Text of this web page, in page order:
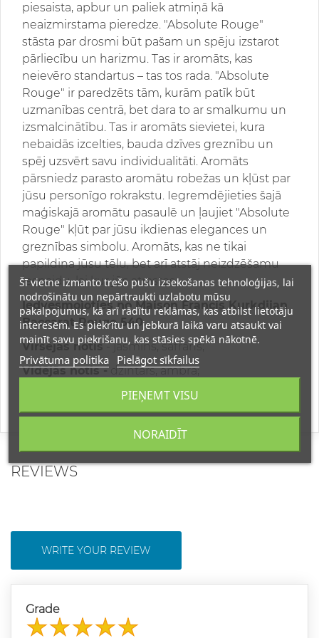
piesaista, apbur un paliek atmiņā kā
neaizmirstama pieredze. "Absolute Rouge"
stāsta par drosmi būt pašam un spēju izstarot
pārliecību un harizmu. Tas ir aromāts, kas
neievēro standartus – tas tos rada. "Absolute
Rouge" ir paredzēts tām, kurām patīk būt
uzmanības centrā, bet dara to ar smalkumu un
izsmalcinātību. Tas ir aromāts sievietei, kura
nebaidās izcelties, bauda dzīves greznību un
spēj uzsvērt savu individualitāti. Aromāts
pārsniedz parasto aromātu robežas un kļūst par
jūsu personīgo rokrakstu. Iegremdējieties šajā
maģiskajā aromātu pasaulē un ļaujiet "Absolute
Rouge" kļūt par jūsu ikdienas elegances un
greznības simbolu. Aromāts, kas ne tikai
papildina jūsu tēlu, bet arī atstāj neizdzēšamu
iespaidu, lai kur jūs atrastos.
Iedvesmojoties no Maison Francis Kurkdjian
Baccarat Rouge 540.
Virsējās notis- jasmīns, safrāns;
Vidējās notis -dzintars, ambra;
Galvenās (bāzes) notis- ciedrs, egļu balzams.
REVIEWS
WRITE YOUR REVIEW
Grade
Šī vietne izmanto trešo pušu izsekošanas tehnoloģijas, lai
nodrošinātu un nepārtraukti uzlabotu mūsu
pakalpojumus, kā arī rādītu reklāmas, kas atbilst lietotāju
interesēm. Es piekrītu un jebkurā laikā varu atsaukt vai
mainīt savu piekrišanu, kas stāsies spēkā nākotnē.
Privātuma politika Pielāgot sīkfailus
NORAIDĪT
PIEŅEMT VISU